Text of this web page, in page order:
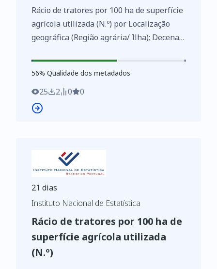
Rácio de tratores por 100 ha de superfície
agrícola utilizada (N.º) por Localização
geográfica (Região agrária/ Ilha); Decenal
históricas
https://www.ine.pt/xurl/indx/0010833/PT
56%
56% Qualidade dos metadados
25 2 0 0
21 dias
Instituto Nacional de Estatística
Rácio de tratores por 100 ha de
superfície agrícola utilizada
(N.º)